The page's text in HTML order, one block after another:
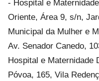
- Hospital e
Oriente, Área 9, s/n,
Municipal da Mulher e
Av. Senador Canedo,
Hospital e
Póvoa, 165, Vila